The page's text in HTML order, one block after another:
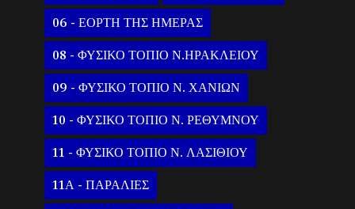
06 - ΕΟΡΤΗ ΤΗΣ ΗΜΕΡΑΣ
08 - ΦΥΣΙΚΟ ΤΟΠΙΟ Ν.ΗΡΑΚΛΕΙΟΥ
09 - ΦΥΣΙΚΟ ΤΟΠΙΟ Ν. ΧΑΝΙΩΝ
10 - ΦΥΣΙΚΟ ΤΟΠΙΟ Ν. ΡΕΘΥΜΝΟΥ
11 - ΦΥΣΙΚΟ ΤΟΠΙΟ Ν. ΛΑΣΙΘΙΟΥ
11Α - ΠΑΡΑΛΙΕΣ